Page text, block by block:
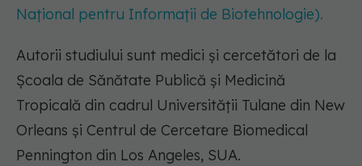
Național pentru Informații de Biotehnologie).
Autorii studiului sunt medici și cercetători de la
Școala de Sănătate Publică și Medicină
Tropicală din cadrul Universității Tulane din New
Orleans și Centrul de Cercetare Biomedical
Pennington din Los Angeles, SUA.